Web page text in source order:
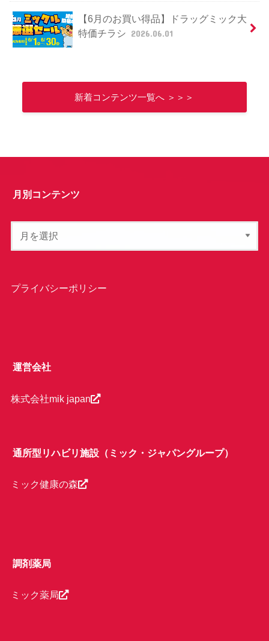
【6月のお買い得品】ドラッグミック大
特価チラシ 2026.06.01
新着コンテンツ一覧へ ＞＞＞
月別コンテンツ
プライバシーポリシー
運営会社
株式会社mik japan
通所型リハビリ施設（ミック・ジャパングループ）
ミック健康の森
調剤薬局
ミック薬局